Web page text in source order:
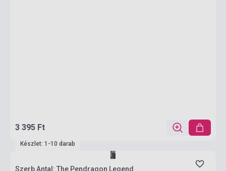
3 395 Ft
Készlet: 1-10 darab
Szerb Antal: The Pendragon Legend